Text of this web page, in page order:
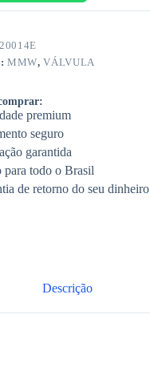
MMW,VÁLVULA
premium
seguro
garantida
para todo o Brasil
de retorno do seu dinheiro
Descrição